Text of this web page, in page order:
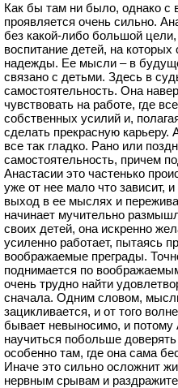
Как бы там ни было, однако с
проявляется очень сильно.
без какой-либо большой
воспитание детей, на
надежды. Ее мысли – в
связано с детьми. Здесь в
самостоятельность. Она
чувствовать на работе, где
собственных усилий и,
сделать прекрасную карьеру.
все так гладко. Рано или
самостоятельность, причем
Анастасии это частенько
уже от нее мало что зависит,
выход в ее мыслях и
начинает мучительно
своих детей, она искренно
усиленно работает, пытаясь
воображаемые преграды.
поднимается по
очень трудно найти
сначала. Одним словом,
зацикливается, и от того
бывает невыносимо, и потому
научиться побольше
особенно там, где она сама
Иначе это сильно осложнит
нервным срывам и